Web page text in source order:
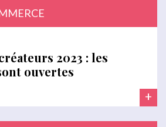
2023 : les
ouvertes
+